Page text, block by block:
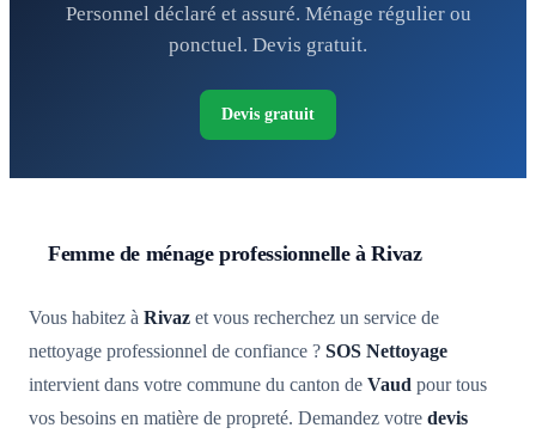
Personnel déclaré et assuré. Ménage régulier ou
ponctuel. Devis gratuit.
Devis gratuit
Femme de ménage professionnelle à Rivaz
Vous habitez à Rivaz et vous recherchez un service de
nettoyage professionnel de confiance ? SOS Nettoyage
intervient dans votre commune du canton de Vaud pour tous
vos besoins en matière de propreté. Demandez votre devis